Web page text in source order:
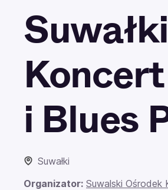
i Blues
Suwałki
Organizator: Suwalski Ośrodek